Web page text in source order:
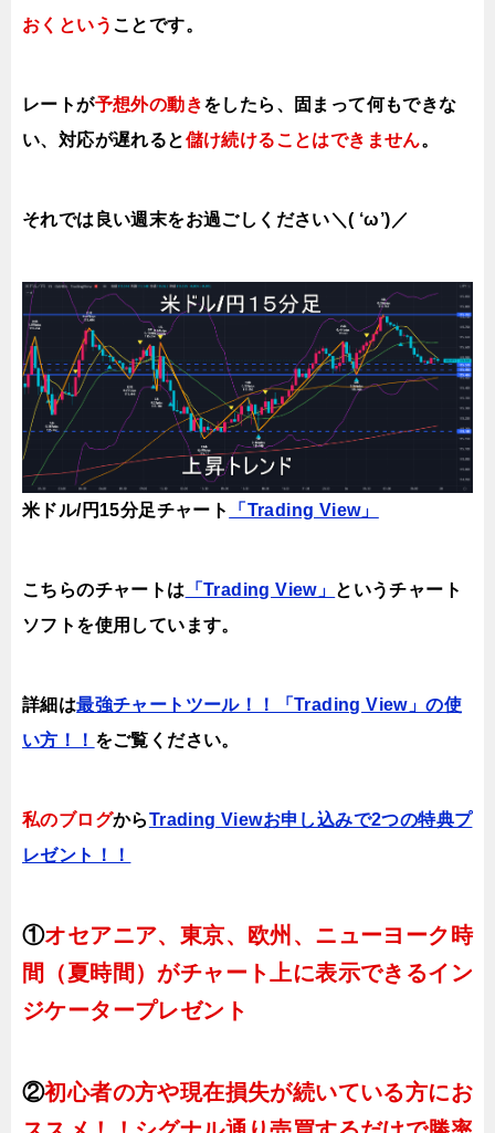
おくという ことです。
レートが予想外の動きをしたら、固まって何もできな
い、対応が遅れると儲け続けることはできません。
それでは良い週末をお過ごしください＼( ‘ω’)／
米ドル/円15分足チャート 「Trading View」
こちらのチャートは 「Trading View」 というチャート
ソフトを使用しています。
詳細は最強チャートツール！！「Trading View」の使
い方！！ をご覧ください。
私のブログからTrading Viewお申し込みで2つの特典プ
レゼント！！
①オセアニア、東京、欧州、ニューヨーク時
間（夏時間）がチャート上に表示できるイン
ジケータープレゼント
②初心者の方や現在損失が続いている方にお